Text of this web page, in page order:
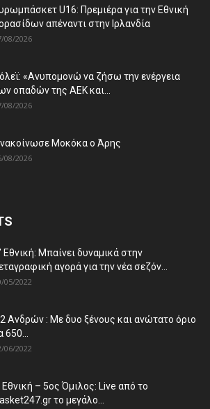
U16: Πρεμιέρα για την Εθνική
απέναντι στην Ιρλανδία
08/2026
«Ανυπομονώ να ζήσω την ενέργεια
οπαδών της ΑΕΚ και...
08/2026
Μοκόκα ο Άρης
08/2026
Εθνική: Μπαίνει δυναμικά στην
αγορά για την νέα σεζόν...
05/2022
Ανδρών : Με δυο ξένους και ανώτατο όριο
650...
06/2022
Εθνική – 5ος Όμιλος: Live από το
το μεγάλο...